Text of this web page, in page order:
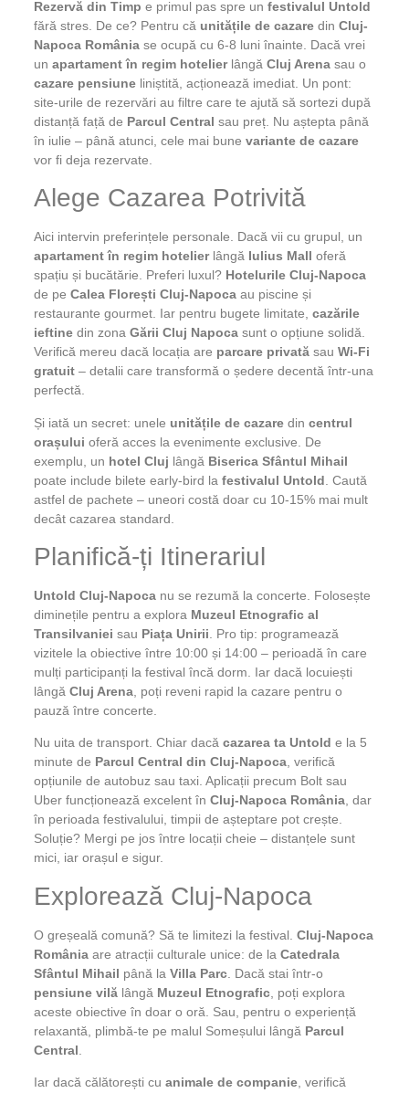
Rezervă din Timp e primul pas spre un festivalul Untold
fără stres. De ce? Pentru că unitățile de cazaredin Cluj-
Napoca Româniase ocupă cu 6-8 luni înainte. Dacă vrei
un apartament în regim hotelierlângă Cluj Arenasau o
cazare pensiuneliniștită, acționează imediat. Un pont:
site-urile de rezervări au filtre care te ajută să sortezi după
distanță față de Parcul Central sau preț. Nu aștepta până
în iulie – până atunci, cele mai bune variante de cazare
vor fi deja rezervate.
Alege Cazarea Potrivită
Aici intervin preferințele personale. Dacă vii cu grupul, un
apartament în regim hotelierlângă Iulius Mall oferă
spațiu și bucătărie. Preferi luxul? Hotelurile Cluj-Napoca
de pe Calea Florești Cluj-Napocaau piscine și
restaurante gourmet. Iar pentru bugete limitate, cazările
ieftinedin zona Gării Cluj Napocasunt o opțiune solidă.
Verifică mereu dacă locația are parcare privatăsau Wi-Fi
gratuit– detalii care transformă o ședere decentă într-una
perfectă.
Și iată un secret: unele unitățile de cazaredin centrul
orașului oferă acces la evenimente exclusive. De
exemplu, un hotel Cluj lângă Biserica Sfântul Mihail
poate include bilete early-bird la festivalul Untold . Caută
astfel de pachete – uneori costă doar cu 10-15% mai mult
decât cazarea standard.
Planifică-ți Itinerariul
Untold Cluj-Napocanu se rezumă la concerte. Folosește
diminețile pentru a explora Muzeul Etnografic al
Transilvaniei sau Piața Unirii . Pro tip: programează
vizitele la obiective între 10:00 și 14:00 – perioadă în care
mulți participanți la festival încă dorm. Iar dacă locuiești
lângă Cluj Arena, poți reveni rapid la cazare pentru o
pauză între concerte.
Nu uita de transport. Chiar dacă cazarea ta Untold e la 5
minute de Parcul Central din Cluj-Napoca, verifică
opțiunile de autobuz sau taxi. Aplicații precum Bolt sau
Uber funcționează excelent în Cluj-Napoca România, dar
în perioada festivalului, timpii de așteptare pot crește.
Soluție? Mergi pe jos între locații cheie – distanțele sunt
mici, iar orașul e sigur.
Explorează Cluj-Napoca
O greșeală comună? Să te limitezi la festival. Cluj-Napoca
Româniaare atracții culturale unice: de la Catedrala
Sfântul Mihail până la Villa Parc. Dacă stai într-o
pensiune vilălângă Muzeul Etnografic, poți explora
aceste obiective în doar o oră. Sau, pentru o experiență
relaxantă, plimbă-te pe malul Someșului lângă Parcul
Central
Iar dacă călătorești cu animale de companie, verifică